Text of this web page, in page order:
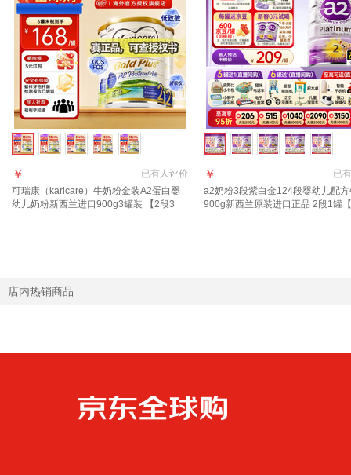
已有人评价
￥
可瑞康（karicare）牛奶粉金装A2蛋白婴
幼儿奶粉新西兰进口900g3罐装 【2段3
已有
￥
a2奶粉3段紫白金124段婴幼儿配
900g新西兰原装进口正品 2段1罐
店内热销商品